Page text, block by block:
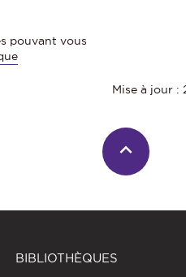
pouvant vous
Mise à jour :
BIBLIOTHÈQUES